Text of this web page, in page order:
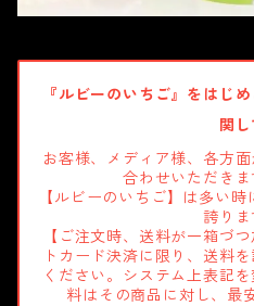
『ルビーのいちご』をはじ
関し
お客様、メディア様、各方
合わせいただき
【ルビーのいちご】は多い
誇りま
【ご注文時、送料が一箱づ
トカード決済に限り、送料
ください。システム上表記
料はその商品に対し、最